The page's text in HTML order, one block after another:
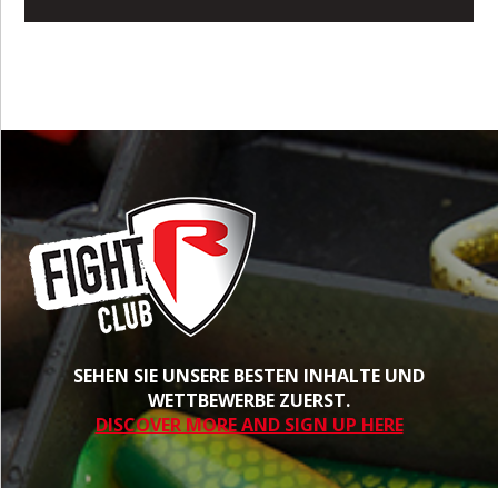
SEHEN SIE UNSERE BESTEN INHALTE UND
WETTBEWERBE ZUERST.
DISCOVER MORE AND SIGN UP HERE